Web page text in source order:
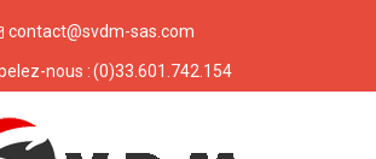
contact@svdm-sas.com
nous :(0)33.601.742.154